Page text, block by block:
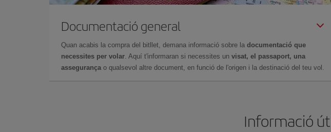
Documentació general
Quan acabis la compra del bitllet, demana informació sobre la documentació que
necessites per volar. Aquí t'informaran si necessites un visat, el passaport, una
assegurança o qualsevol altre document, en funció de l'origen i la destinació del teu vol.
Informació